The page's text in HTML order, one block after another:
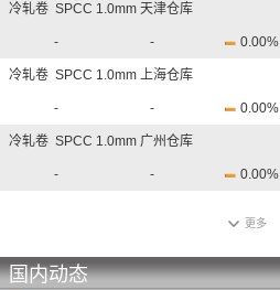
冷轧卷 SPCC 1.0mm 天津仓库
- - 0.00%
冷轧卷 SPCC 1.0mm 上海仓库
- - 0.00%
冷轧卷 SPCC 1.0mm 广州仓库
- - 0.00%
冷轧卷 SPCC 1.0mm 吉隆坡仓库
更多
国内动态